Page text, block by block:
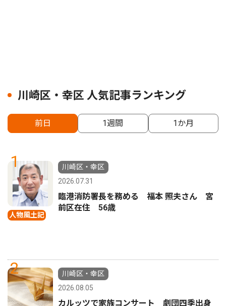
川崎区・幸区 人気記事ランキング
前日 1週間 1か月
1
人物風土記
川崎区・幸区
2026.07.31
臨港消防署長を務める 福本 照夫さん 宮
前区在住 56歳
2
川崎区・幸区
2026.08.05
カルッツで家族コンサート 劇団四季出身